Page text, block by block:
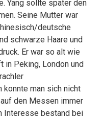
Yang sollte später den
Seine Mutter war
deutsche
schwarze Haare und
Er war so alt wie
in Peking, London und
man sich nicht
den Messen immer
Interesse bestand bei